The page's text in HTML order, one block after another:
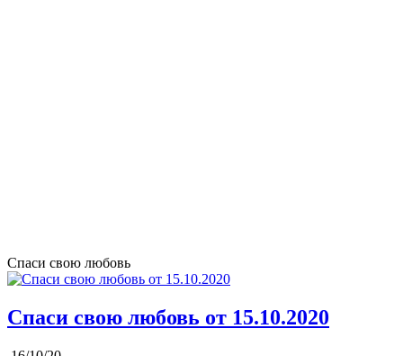
Спаси свою любовь
Спаси свою любовь от 15.10.2020